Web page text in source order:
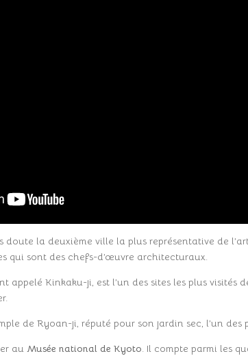
doute la deuxième ville la plus représentative de
qui sont des chefs-d’œuvre architecturaux.
appelé Kinkaku-ji, est l’un des sites les plus
de Ryoan-ji, réputé pour son jardin sec, l’un des
auMusée national de Kyoto. Il compte parmi les